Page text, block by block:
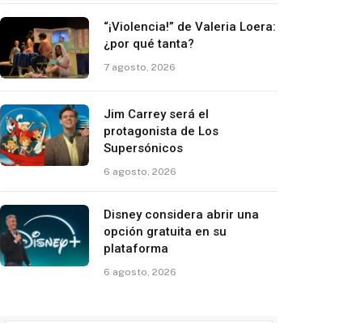
“¡Violencia!” de Valeria Loera:
¿por qué tanta?
7 agosto, 2026
Jim Carrey será el
protagonista de Los
Supersónicos
6 agosto, 2026
Disney considera abrir una
opción gratuita en su
plataforma
6 agosto, 2026